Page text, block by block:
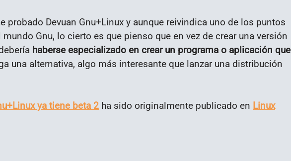
probado Devuan Gnu+Linux y aunque reivindica uno de los puntos
Gnu, lo cierto es que pienso que en vez de crear una versión
haberse especializado en crear un programa o aplicación que
una alternativa, algo más interesante que lanzar una distribución
ya tiene beta 2 ha sido originalmente publicado en Linux